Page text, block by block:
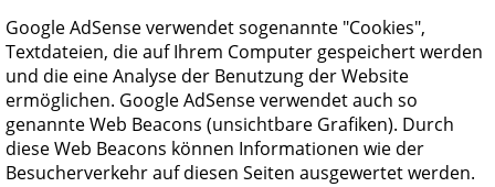
Google AdSense verwendet sogenannte "Cookies",
Textdateien, die auf Ihrem Computer gespeichert werden
und die eine Analyse der Benutzung der Website
ermöglichen. Google AdSense verwendet auch so
genannte Web Beacons (unsichtbare Grafiken). Durch
diese Web Beacons können Informationen wie der
Besucherverkehr auf diesen Seiten ausgewertet werden.